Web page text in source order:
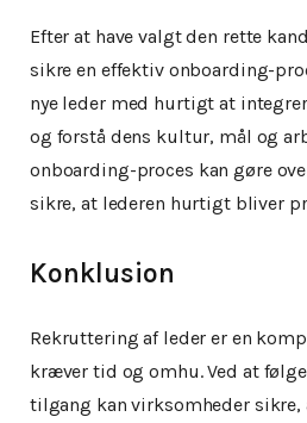
Efter at have valgt den rette
sikre en effektiv onboarding-
nye leder med hurtigt at
og forstå dens kultur, mål og
onboarding-proces kan gøre
sikre, at lederen hurtigt bliver
Konklusion
Rekruttering af leder er en
kræver tid og omhu. Ved at
tilgang kan virksomheder sikre,